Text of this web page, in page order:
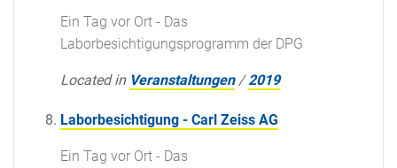
Ein Tag vor Ort - Das
Laborbesichtigungsprogramm der DPG
Located in Veranstaltungen /2019
Laborbesichtigung - Carl Zeiss AG
Ein Tag vor Ort - Das